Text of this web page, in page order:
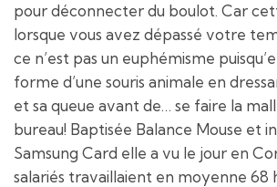
pour déconnecter du boulot. Car
lorsque vous avez dépassé votre
ce n’est pas un euphémisme
forme d’une souris animale en
et sa queue avant de… se faire la
bureau! Baptisée Balance Mouse et
Samsung Card elle a vu le jour en
salariés travaillaient en moyenne 68